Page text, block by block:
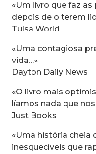
«Um livro que faz
depois de o terem
Tulsa World
«Uma contagiosa
vida…»
Dayton Daily News
«O livro mais
líamos nada que
Just Books
«Uma história cheia
inesquecíveis que